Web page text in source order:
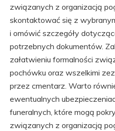
związanych z organizacją
skontaktować się z
i omówić szczegóły
potrzebnych dokumentów.
załatwieniu formalności
pochówku oraz wszelkimi
przez cmentarz. Warto
ewentualnych
funeralnych, które mogą
związanych z organizacją